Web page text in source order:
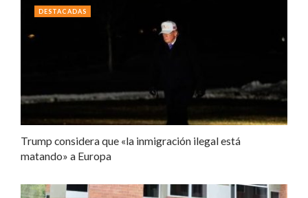
Trump considera que «la inmigración ilegal está
matando» a Europa
DESTACADAS